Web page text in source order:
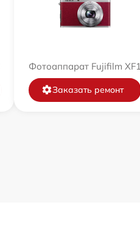
Фотоаппарат Fujifilm XF1
Заказать ремонт